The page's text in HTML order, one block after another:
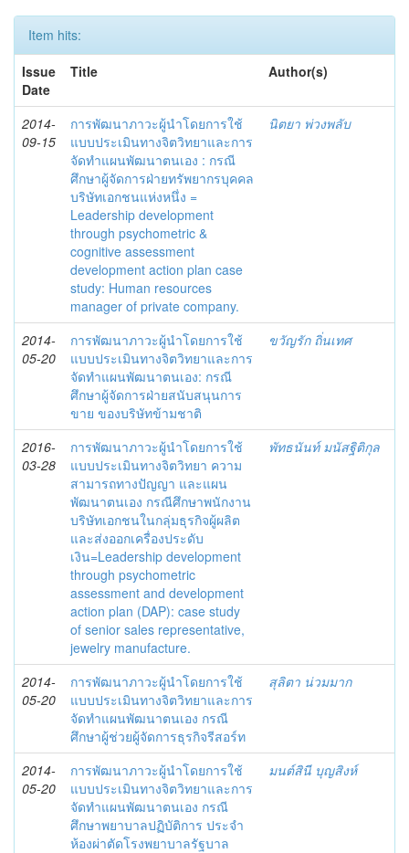
Item hits:
Issue
Date
Title Author(s)
2014-
09-15
การพัฒนาภาวะผู้นำโดยการใช้
แบบประเมินทางจิตวิทยาและการ
จัดทำแผนพัฒนาตนเอง : กรณี
ศึกษาผู้จัดการฝ่ายทรัพยากรบุคคล
บริษัทเอกชนแห่งหนึ่ง =
Leadership development
through psychometric &
cognitive assessment
development action plan case
study: Human resources
manager of private company.
นิตยา พ่วงพลับ
2014-
05-20
การพัฒนาภาวะผู้นำโดยการใช้
แบบประเมินทางจิตวิทยาและการ
จัดทำแผนพัฒนาตนเอง: กรณี
ศึกษาผู้จัดการฝ่ายสนับสนุนการ
ขาย ของบริษัทข้ามชาติ
ขวัญรัก ถิ่นเทศ
2016-
03-28
การพัฒนาภาวะผู้นำโดยการใช้
แบบประเมินทางจิตวิทยา ความ
สามารถทางปัญญา และแผน
พัฒนาตนเอง กรณีศึกษาพนักงาน
บริษัทเอกชนในกลุ่มธุรกิจผู้ผลิต
และส่งออกเครื่องประดับ
เงิน=Leadership development
through psychometric
assessment and development
action plan (DAP): case study
of senior sales representative,
jewelry manufacture.
พัทธนันท์ มนัสฐิติกุล
2014-
05-20
การพัฒนาภาวะผู้นำโดยการใช้
แบบประเมินทางจิตวิทยาและการ
จัดทำแผนพัฒนาตนเอง กรณี
ศึกษาผู้ช่วยผู้จัดการธุรกิจรีสอร์ท
สุลิตา น่วมมาก
2014-
05-20
การพัฒนาภาวะผู้นำโดยการใช้
แบบประเมินทางจิตวิทยาและการ
จัดทำแผนพัฒนาตนเอง กรณี
ศึกษาพยาบาลปฏิบัติการ ประจำ
ห้องผ่าตัดโรงพยาบาลรัฐบาล
มนต์สินี บุญสิงห์